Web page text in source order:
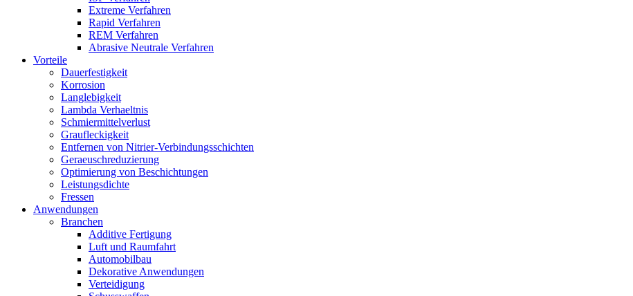
Extreme Verfahren
Rapid Verfahren
REM Verfahren
Abrasive Neutrale Verfahren
Vorteile
Dauerfestigkeit
Korrosion
Langlebigkeit
Lambda Verhaeltnis
Schmiermittelverlust
Graufleckigkeit
Entfernen von Nitrier-Verbindungsschichten
Geraeuschreduzierung
Optimierung von Beschichtungen
Leistungsdichte
Fressen
Anwendungen
Branchen
Additive Fertigung
Luft und Raumfahrt
Automobilbau
Dekorative Anwendungen
Verteidigung